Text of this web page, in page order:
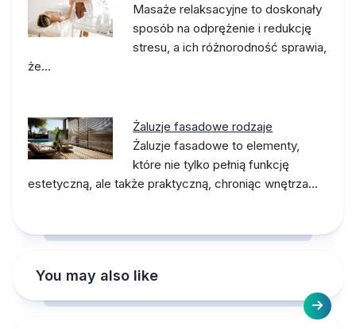
Masaże relaksacyjne to doskonały
sposób na odprężenie i redukcję
stresu, a ich różnorodność sprawia,
że…
Żaluzje fasadowe rodzaje
Żaluzje fasadowe to elementy,
które nie tylko pełnią funkcję
estetyczną, ale także praktyczną, chroniąc wnętrza…
You may also like